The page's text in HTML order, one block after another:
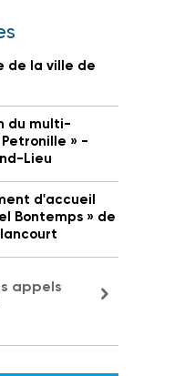
de la ville de
du multi-
» -
Lieu
d'accueil
Bontemps » de
appels